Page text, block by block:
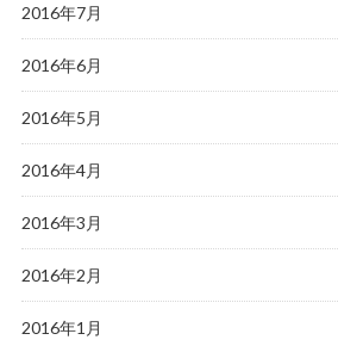
2016年7月
2016年6月
2016年5月
2016年4月
2016年3月
2016年2月
2016年1月